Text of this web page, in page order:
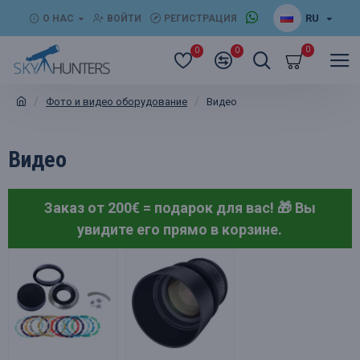
О НАС ВОЙТИ РЕГИСТРАЦИЯ RU
0 0 0
Фото и видео оборудование Видео
Видео
Заказ от 200€ = подарок для вас! 🎁 Вы
увидите его прямо в корзине.